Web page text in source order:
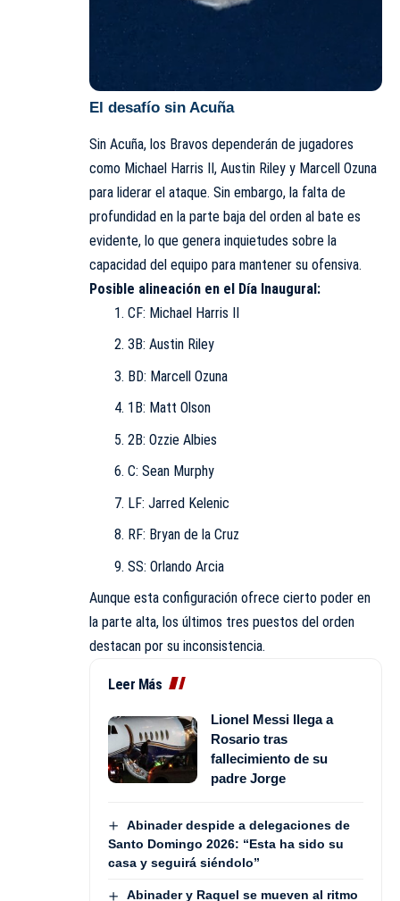
El desafío sin Acuña
Sin Acuña, los Bravos dependerán de jugadores
como Michael Harris II, Austin Riley y Marcell Ozuna
para liderar el ataque. Sin embargo, la falta de
profundidad en la parte baja del orden al bate es
evidente, lo que genera inquietudes sobre la
capacidad del equipo para mantener su ofensiva.
Posible alineación en el Día Inaugural:
CF: Michael Harris II
3B: Austin Riley
BD: Marcell Ozuna
1B: Matt Olson
2B: Ozzie Albies
C: Sean Murphy
LF: Jarred Kelenic
RF: Bryan de la Cruz
SS: Orlando Arcia
Aunque esta configuración ofrece cierto poder en
la parte alta, los últimos tres puestos del orden
destacan por su inconsistencia.
Leer Más
Lionel Messi llega a
Rosario tras
fallecimiento de su
padre Jorge
Abinader despide a delegaciones de
Santo Domingo 2026: “Esta ha sido su
casa y seguirá siéndolo”
Abinader y Raquel se mueven al ritmo